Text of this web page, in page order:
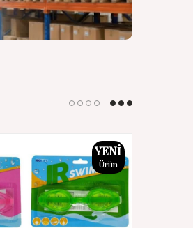
YENI
Ürün